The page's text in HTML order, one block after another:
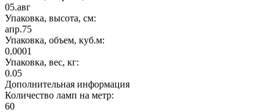
05.авг
Упаковка, высота, см:
апр.75
Упаковка, объем, куб.м:
0.0001
Упаковка, вес, кг:
0.05
Дополнительная информация
Количество ламп на метр:
60